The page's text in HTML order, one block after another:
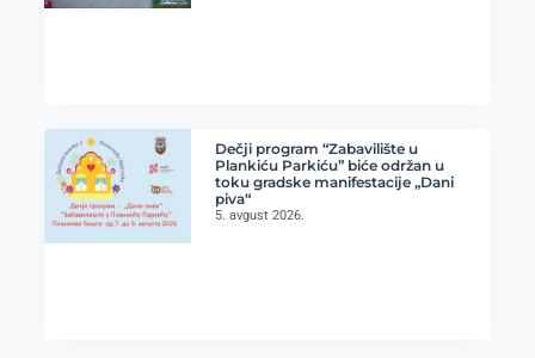
Dečji program “Zabavilište u
Plankiću Parkiću” biće održan u
toku gradske manifestacije „Dani
piva“
5. avgust 2026.